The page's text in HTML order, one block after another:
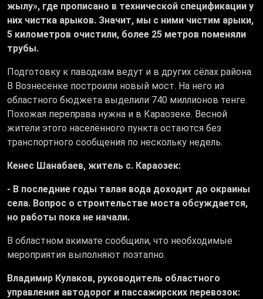
жылу», где прописано в технической спецификации у
них чистка арыков. Значит, мы с ними чистим арыки,
5 километров очистили, более 25 метров поменяли
трубы.
Подготовку к паводкам ведут и в других сёлах района.
В Вознесенке построили новый мост. На него из
областного бюджета выделили 740 миллионов тенге.
Похожая переправа нужна и в Караозеке. Весной
жители этого населённого пункта остаются без
транспортного сообщения по нескольку недель.
Кенес Шанабаев, житель с. Караозек:
- В последние годы талая вода доходит до окраины
села. Вопрос о строительстве моста обсуждается,
но работы пока не начали.
В областном акимате сообщили, что необходимые
мероприятия выполняют поэтапно.
Владимир Кулаков, руководитель областного
управления автодорог и пассажирских перевозок: